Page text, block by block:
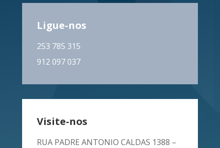
Ligue-nos
253 785 315
912 097 037
Visite-nos
RUA PADRE ANTONIO CALDAS 1388 –